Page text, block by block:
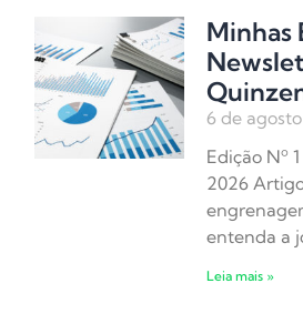
Minhas
6 de
Edição Nº
2026
entenda a
Leia mais »